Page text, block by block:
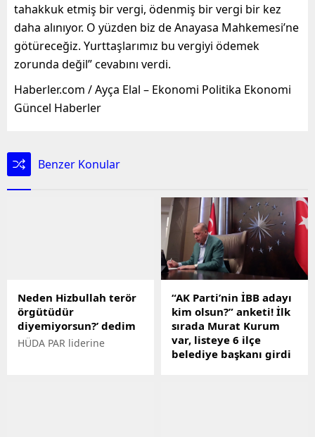
tahakkuk etmiş bir vergi, ödenmiş bir vergi bir kez
daha alınıyor. O yüzden biz de Anayasa Mahkemesi’ne
götüreceğiz. Yurttaşlarımız bu vergiyi ödemek
zorunda değil” cevabını verdi.
Haberler.com / Ayça Elal – Ekonomi Politika Ekonomi
Güncel Haberler
Benzer Konular
Neden Hizbullah terör
örgütüdür
diyemiyorsun?’ dedim
HÜDA PAR liderine
“AK Parti’nin İBB adayı
kim olsun?” anketi! İlk
sırada Murat Kurum
var, listeye 6 ilçe
belediye başkanı girdi